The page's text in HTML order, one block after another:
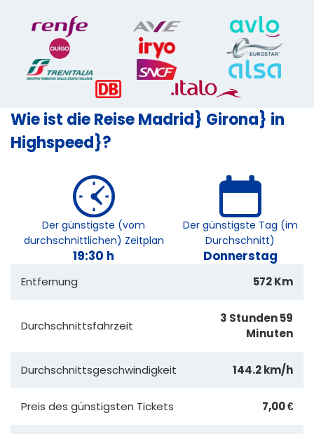
Wie ist die Reise Madrid} Girona} in
Highspeed}?
Der günstigste (vom
durchschnittlichen) Zeitplan
19:30 h
Der günstigste Tag (im
Durchschnitt)
Donnerstag
Entfernung 572 Km
Durchschnittsfahrzeit
3 Stunden 59
Minuten
Durchschnittsgeschwindigkeit 144.2 km/h
Preis des günstigsten Tickets 7,00 €